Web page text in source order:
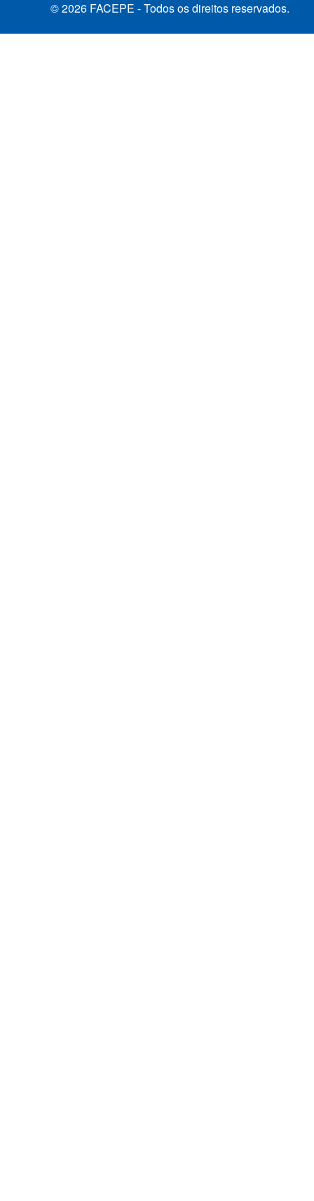
© 2026 FACEPE - Todos os direitos reservados.